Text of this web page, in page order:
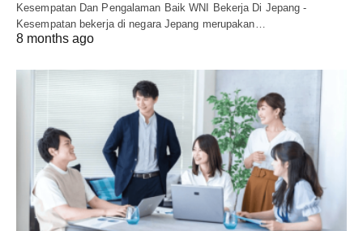
Kesempatan Dan Pengalaman Baik WNI Bekerja Di Jepang -
Kesempatan bekerja di negara Jepang merupakan…
8 months ago